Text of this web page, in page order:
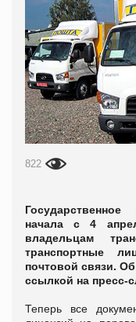
822
начала с 4
владельцам
транспортные
почтовой связи.
ссылкой на пресс-
Теперь все